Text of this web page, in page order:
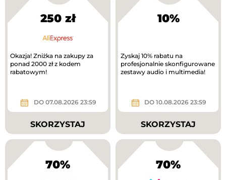
250 zł
Okazja! Zniżka na zakupy za
ponad 2000 zł z kodem
rabatowym!
DO 07.08.2026 23:59
SKORZYSTAJ
10%
Zyskaj 10% rabatu na
profesjonalnie skonfigurowane
zestawy audio i multimedia!
DO 10.08.2026 23:59
SKORZYSTAJ
70% 70%